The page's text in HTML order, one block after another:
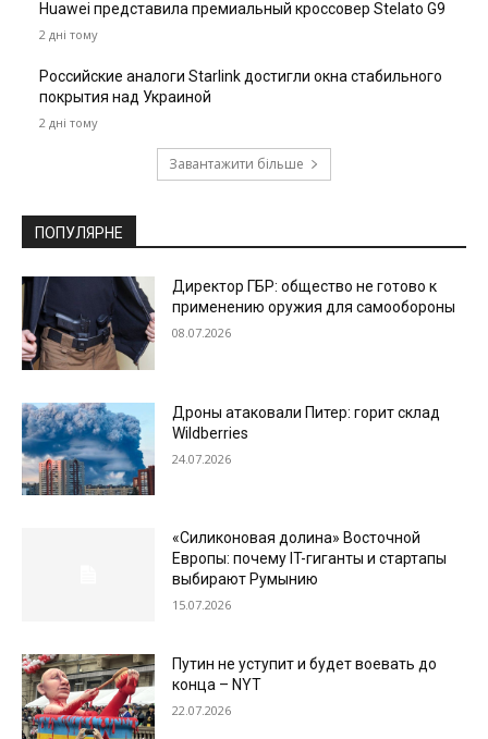
Huawei представила премиальный кроссовер Stelato G9
2 дні тому
Российские аналоги Starlink достигли окна стабильного
покрытия над Украиной
2 дні тому
Завантажити більше
ПОПУЛЯРНЕ
Директор ГБР: общество не готово к
применению оружия для самообороны
08.07.2026
Дроны атаковали Питер: горит склад
Wildberries
24.07.2026
«Силиконовая долина» Восточной
Европы: почему IT-гиганты и стартапы
выбирают Румынию
15.07.2026
Путин не уступит и будет воевать до
конца – NYT
22.07.2026